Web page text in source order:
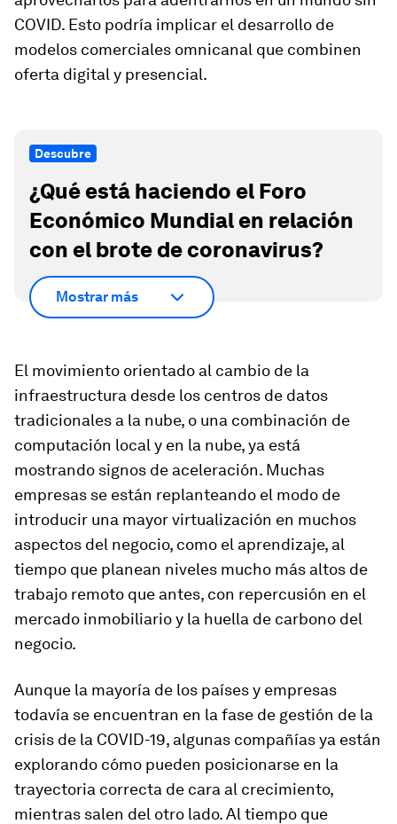
COVID. Esto podría implicar el desarrollo de
modelos comerciales omnicanal que combinen
oferta digital y presencial.
Descubre
¿Qué está haciendo el Foro
Económico Mundial en relación
con el brote de coronavirus?
Mostrar más
El movimiento orientado al cambio de la
infraestructura desde los centros de datos
tradicionales a la nube, o una combinación de
computación local y en la nube, ya está
mostrando signos de aceleración. Muchas
empresas se están replanteando el modo de
introducir una mayor virtualización en muchos
aspectos del negocio, como el aprendizaje, al
tiempo que planean niveles mucho más altos de
trabajo remoto que antes, con repercusión en el
mercado inmobiliario y la huella de carbono del
negocio.
Aunque la mayoría de los países y empresas
todavía se encuentran en la fase de gestión de la
crisis de la COVID-19, algunas compañías ya están
explorando cómo pueden posicionarse en la
trayectoria correcta de cara al crecimiento,
mientras salen del otro lado. Al tiempo que